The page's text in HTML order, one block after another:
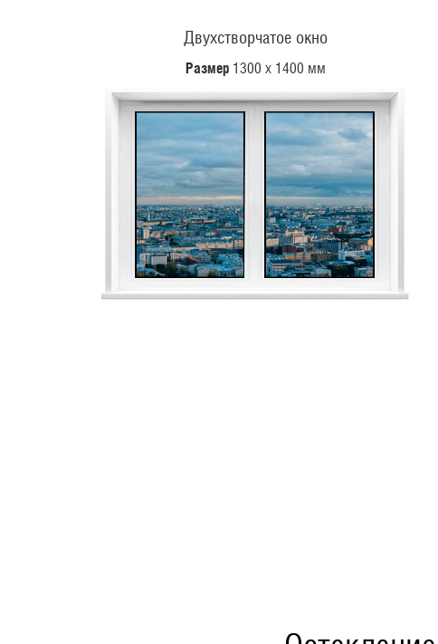
Двухстворчатое окно
Размер1300 х 1400 мм